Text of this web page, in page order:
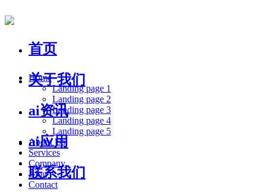
首页
关于我们
ai资讯
ai应用
联系我们
Home
Landing page 1
Landing page 2
Landing page 3
Landing page 4
Landing page 5
About Us
Services
Company
Blog
Contact